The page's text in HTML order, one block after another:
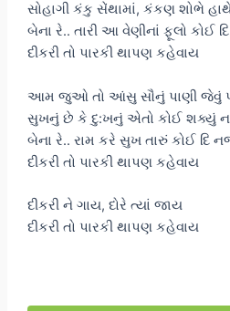
સોહાગી કંકુ સેંથામાં, કંકણ શોભે
બેના રે.. તારી આ વેણીનાં ફૂલો કોઈ
દીકરી તો પારકી થાપણ કહેવાય
આમ જુઓ તો આંસુ સૌનું પાણી જેવું
સુખનું છે કે દુ:ખનું એતો કોઈ શક્યું
બેના રે.. રામ કરે સુખ તારું કોઈ દિ
દીકરી તો પારકી થાપણ કહેવાય
દીકરી ને ગાય, દોરે ત્યાં જાય
દીકરી તો પારકી થાપણ કહેવાય